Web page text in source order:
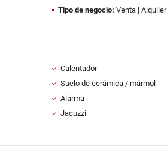
Tipo de negocio: Venta | Alquiler
Calentador
Suelo de cerámica / mármol
Alarma
Jacuzzi